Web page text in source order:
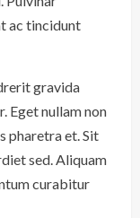
ac tincidunt
gravida
Eget nullam non
pharetra et. Sit
sed. Aliquam
curabitur